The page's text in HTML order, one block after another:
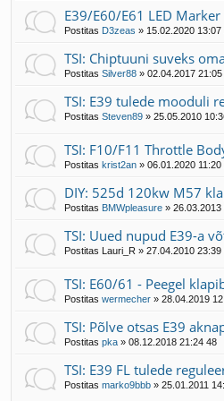
E39/E60/E61 LED
Postitas D3zeas » 15.02.2020 13:07
TSI: Chiptuuni suveks
Postitas Silver88 » 02.04.2017 21:05
TSI: E39 tulede mooduli
Postitas Steven89 » 25.05.2010
TSI: F10/F11 Throttle
Postitas krist2an » 06.01.2020 11:20
DIY: 525d 120kw M57
Postitas BMWpleasure » 26.03.2013
TSI: Uued nupud E39-a
Postitas Lauri_R » 27.04.2010 23:39
TSI: E60/61 - Peegel
Postitas wermecher » 28.04.2019
TSI: Põlve otsas E39
Postitas pka » 08.12.2018 21:24 48
TSI: E39 FL tulede
Postitas marko9bbb » 25.01.2011